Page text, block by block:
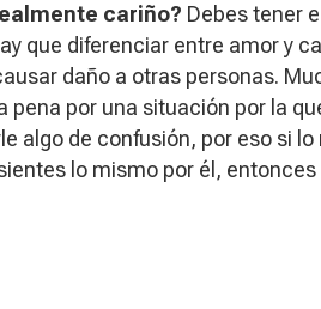
cariño? Debes tener
que diferenciar entre amor y
daño a otras personas.
pena por una situación por la
algo de confusión, por eso si
lo mismo por él,